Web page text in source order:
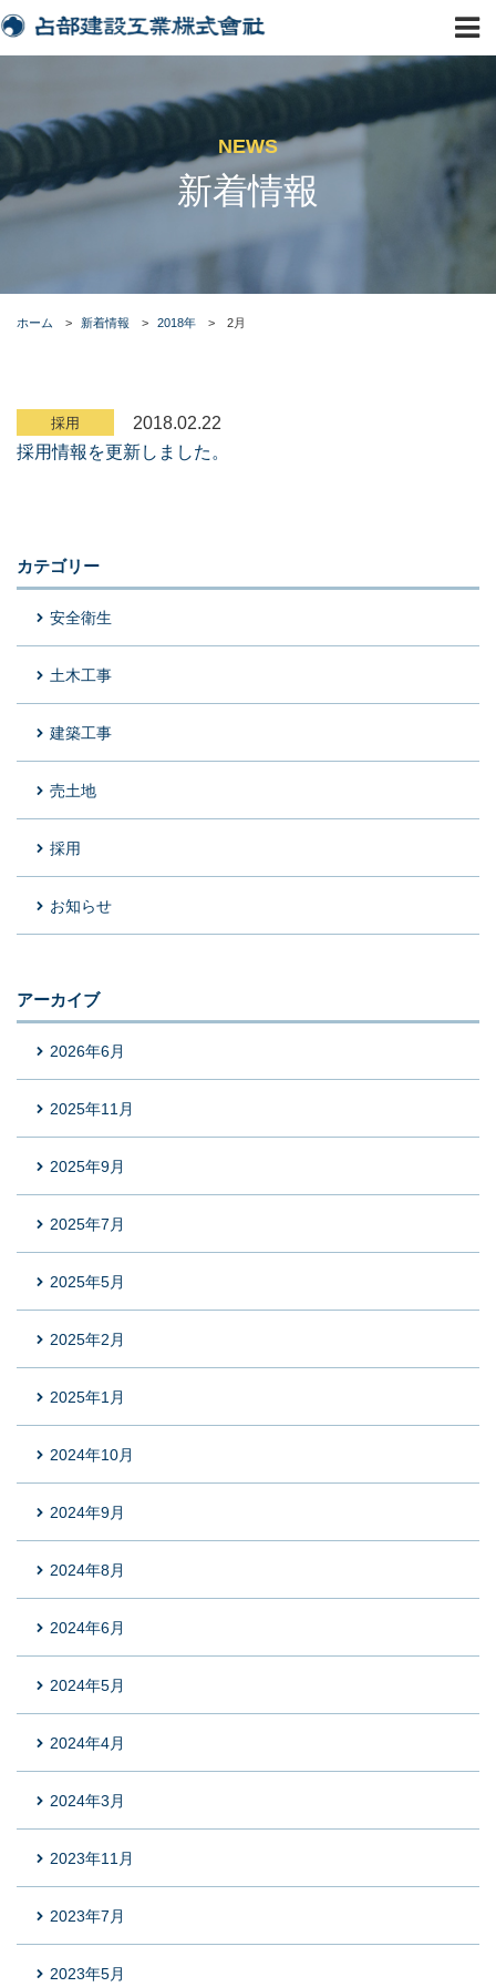
NEWS
新着情報
ホーム > 新着情報 > 2018年 > 2月
採用
2018.02.22
採用情報を更新しました。
カテゴリー
安全衛生
土木工事
建築工事
売土地
採用
お知らせ
アーカイブ
2026年6月
2025年11月
2025年9月
2025年7月
2025年5月
2025年2月
2025年1月
2024年10月
2024年9月
2024年8月
2024年6月
2024年5月
2024年4月
2024年3月
2023年11月
2023年7月
2023年5月